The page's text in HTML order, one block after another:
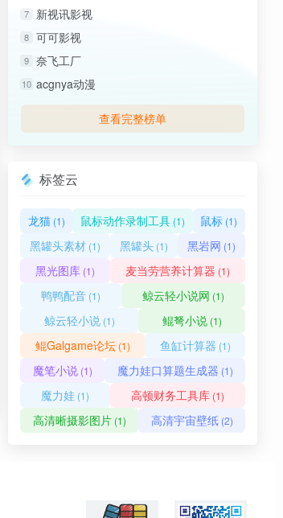
7 新视讯影视
8 可可影视
9 奈飞工厂
10 acgnya动漫
查看完整榜单
标签云
龙猫(1) 鼠标动作录制工具(1) 鼠标 (1)
黑罐头素材 (1) 黑罐头 (1) 黑岩网 (1)
黑光图库 (1) 麦当劳营养计算器 (1)
鸭鸭配音 (1) 鲸云轻小说网 (1)
鲸云轻小说(1) 鲲弩小说(1)
鲲Galgame论坛(1) 鱼缸计算器 (1)
魔笔小说(1) 魔力娃口算题生成器 (1)
魔力娃 (1) 高顿财务工具库 (1)
高清晰摄影图片(1) 高清宇宙壁纸(2)